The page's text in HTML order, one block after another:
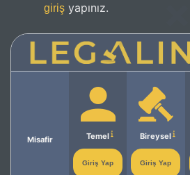
giriş yapınız.
Misafir Temel
Giriş Yap
Bireysel
Giriş Yap